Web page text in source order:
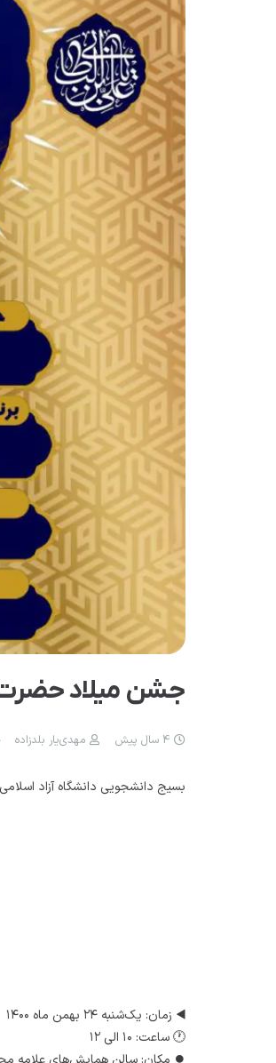
جشن میلاد
4 سال پیش مهدی‌یار بلدزاده
بسیج دانشجویی دانشگاه آزاد
◀️ زمان: یک‌شنبه ۲۴ بهمن ماه ۱۴۰۰
🕐 ساعت: ۱۰ الی ۱۲